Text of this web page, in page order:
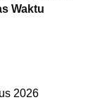
Waktu
2026